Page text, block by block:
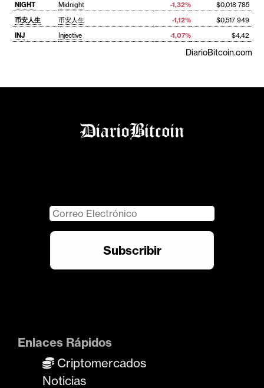
NIGHT Midnight -1,32%
$0,018 785
币安人生
币安人生 -1,12%
$0,517 949
INJ
Injective -1,07% $4,42
DiarioBitcoin.com
Enlaces Rápidos
Criptomercados
Noticias